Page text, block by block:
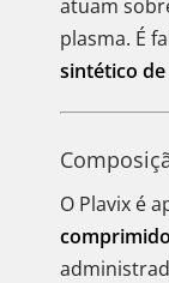
atuam
plasma. É
sintético
O Plavix é